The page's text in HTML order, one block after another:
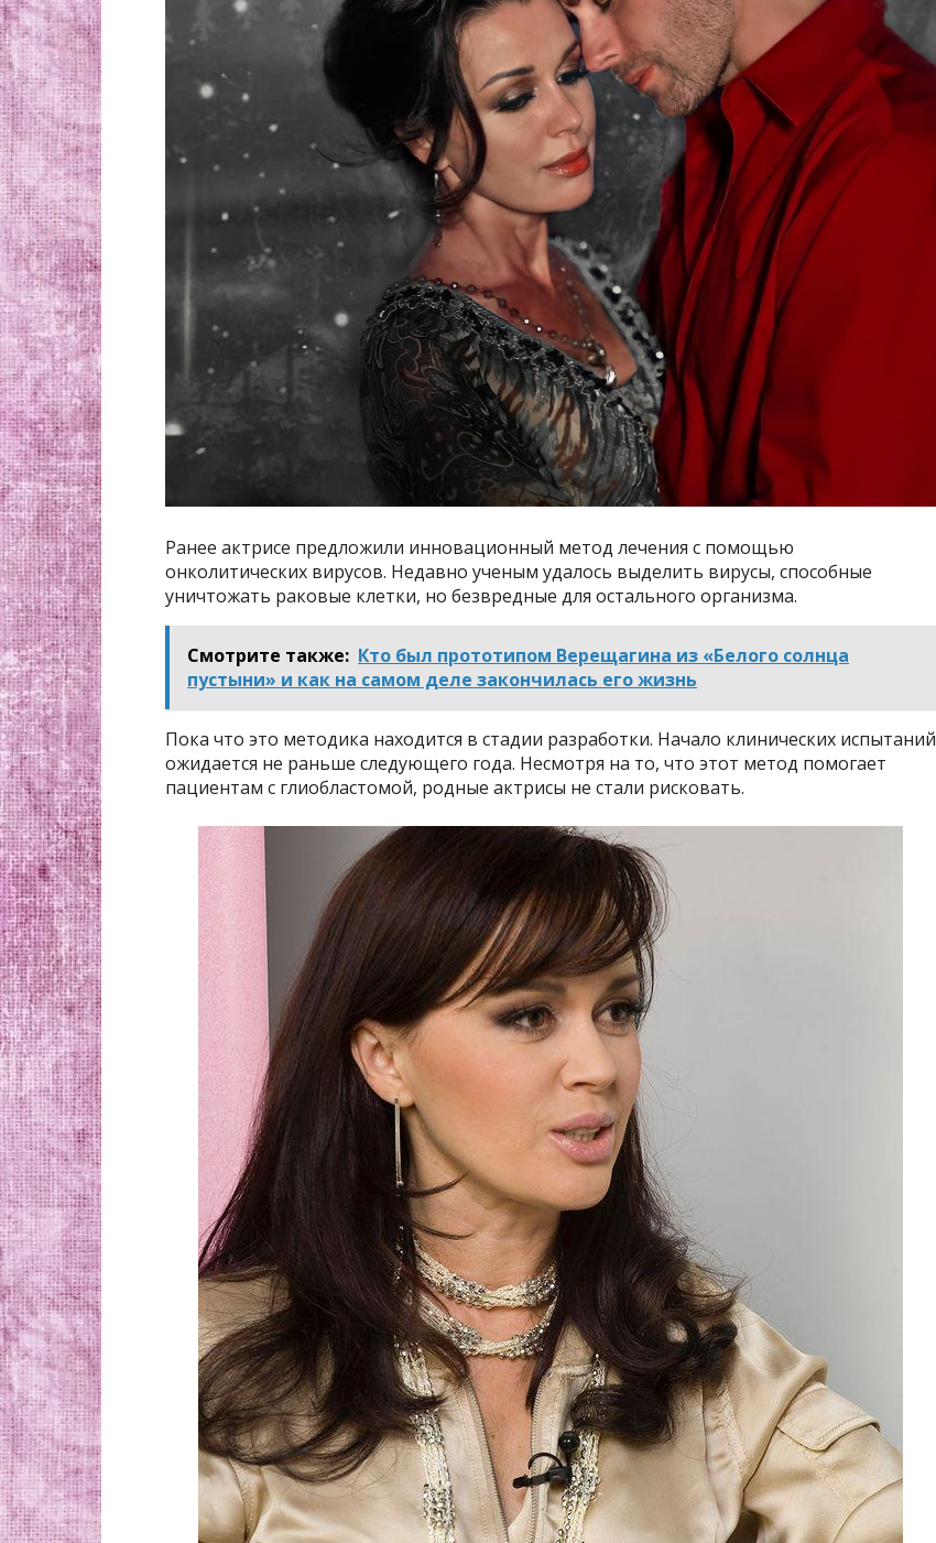
Ранее актрисе предложили инновационный метод лечения с помощью
онколитических вирусов. Недавно ученым удалось выделить вирусы, способные
уничтожать раковые клетки, но безвредные для остального организма.
Смотрите также: Кто был прототипом Верещагина из «Белого солнца
пустыни» и как на самом деле закончилась его жизнь
Пока что это методика находится в стадии разработки. Начало клинических испытаний
ожидается не раньше следующего года. Несмотря на то, что этот метод помогает
пациентам с глиобластомой, родные актрисы не стали рисковать.